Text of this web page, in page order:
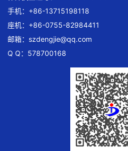
手机：+86-13715198118
座机：+86-0755-82984411
邮箱： szdengjie@qq.com
Q Q：578700168